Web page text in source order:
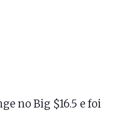
no Big $16.5 e foi